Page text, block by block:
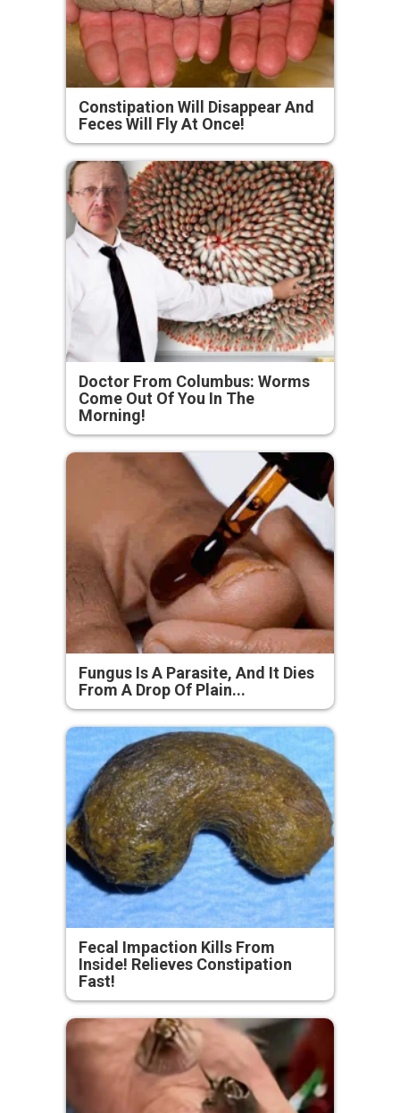
Constipation Will Disappear And
Feces Will Fly At Once!
Doctor From Columbus: Worms
Come Out Of You In The
Morning!
Fungus Is A Parasite, And It Dies
From A Drop Of Plain...
Fecal Impaction Kills From
Inside! Relieves Constipation
Fast!